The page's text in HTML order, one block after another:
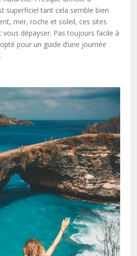
superficiel tant cela semble bien
mer, roche et soleil, ces sites
dépayser. Pas toujours facile à
pour un guide d’une journée